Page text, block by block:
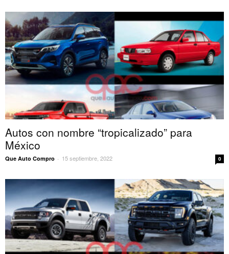
Autos con nombre “tropicalizado” para
México
Que Auto Compro - 15 septiembre, 2022 0